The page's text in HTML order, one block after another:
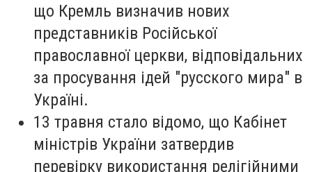
що Кремль визначив нових
представників Російської
православної церкви, відповідальних
за просування ідей "русского мира" в
Україні.
13 травня стало відомо, що Кабінет
міністрів України затвердив
перевірку використання релігійними